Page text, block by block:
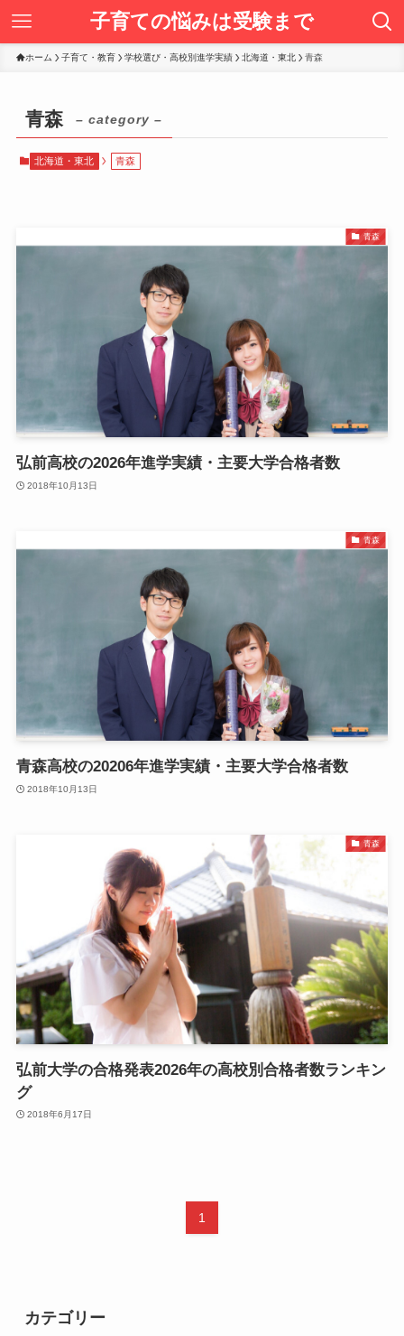
子育ての悩みは受験まで
ホーム 子育て・教育 学校選び・高校別進学実績 北海道・東北 青森
青森 – category –
北海道・東北 青森
青森
弘前高校の2026年進学実績・主要大学合格者数
2018年10月13日
青森
青森高校の20206年進学実績・主要大学合格者数
2018年10月13日
青森
弘前大学の合格発表2026年の高校別合格者数ランキン
グ
2018年6月17日
1
カテゴリー